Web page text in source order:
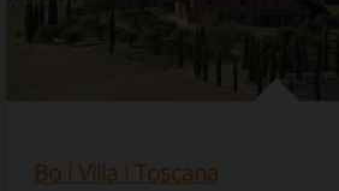
Bo i Villa i Toscana